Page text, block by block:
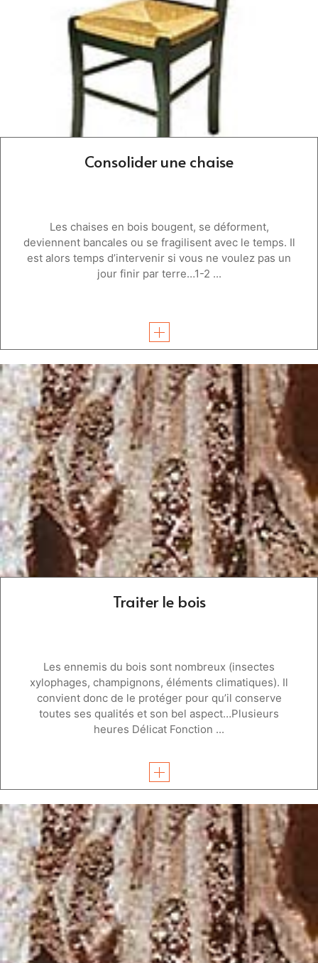
Consolider une chaise
Les chaises en bois bougent, se déforment,
deviennent bancales ou se fragilisent avec le temps. Il
est alors temps d’intervenir si vous ne voulez pas un
jour finir par terre…1-2 ...
Traiter le bois
Les ennemis du bois sont nombreux (insectes
xylophages, champignons, éléments climatiques). Il
convient donc de le protéger pour qu’il conserve
toutes ses qualités et son bel aspect…Plusieurs
heures Délicat Fonction ...